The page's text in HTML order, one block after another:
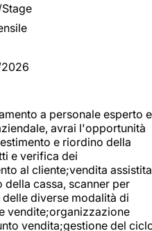
a personale esperto e
avrai l'opportunità
e riordino della
e verifica dei
al cliente;vendita assistita
cassa, scanner per
diverse modalità di
vendite;organizzazione
vendita;gestione del